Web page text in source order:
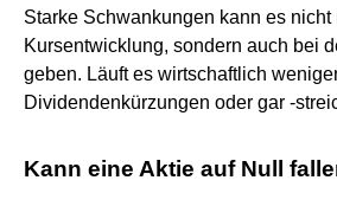
Starke Schwankungen kann es nicht
Kursentwicklung, sondern auch bei
geben. Läuft es wirtschaftlich
Dividendenkürzungen oder gar -
Kann eine Aktie auf Null